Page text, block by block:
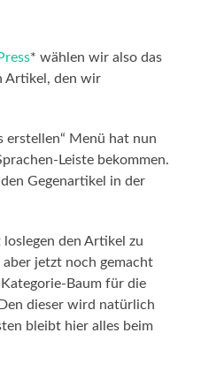
* wählen wir also das
Artikel, den wir
erstellen“ Menü hat nun
Leiste bekommen.
Gegenartikel in der
den Artikel zu
aber jetzt noch gemacht
Baum für die
dieser wird natürlich
bleibt hier alles beim